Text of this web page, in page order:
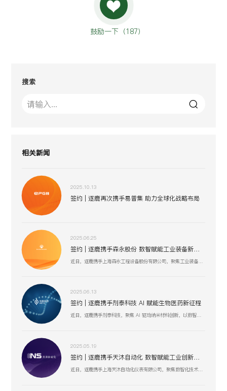
鼓励一下（187）
搜索
相关新闻
2025.10.13
签约 | 逐鹿再次携手易普集 助力全球化战略布局
2025.06.25
签约 | 逐鹿携手森永股份 数智赋能工业装备新生态
2025.06.13
签约 | 逐鹿携手剂泰科技 AI 赋能生物医药新征程
近日，逐鹿携手剂泰科技，聚焦 AI 驱动纳米材料创新，以数智化融合助力靶向药物递送与研发技术突破，赋能剂泰科技在疾病治疗新疗法探索、AI 平台迭代升级中加速前行，共筑生物医药数智化创新生态 。
2025.05.19
签约 | 逐鹿携手天沐自动化 数智赋能工业创新生态
近日，逐鹿携手上海天沐自动化仪表有限公司，聚焦数智化技术融合，以创新驱动工业场景升级，助力天沐自动化在智能制造、传感器研发等业务板块，深化数智应用，开启高效协同、精准创新的发展新篇 。